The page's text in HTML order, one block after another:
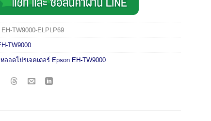
EH-TW9000-ELPLP69
TW9000
หลอดโปรเจคเตอร์ Epson EH-TW9000